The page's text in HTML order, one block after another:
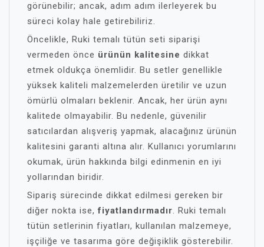
görünebilir; ancak, adım adım ilerleyerek bu
süreci kolay hale getirebiliriz.
Öncelikle, Ruki temalı tütün seti siparişi
vermeden önce ürünün kalitesine dikkat
etmek oldukça önemlidir. Bu setler genellikle
yüksek kaliteli malzemelerden üretilir ve uzun
ömürlü olmaları beklenir. Ancak, her ürün aynı
kalitede olmayabilir. Bu nedenle, güvenilir
satıcılardan alışveriş yapmak, alacağınız ürünün
kalitesini garanti altına alır. Kullanıcı yorumlarını
okumak, ürün hakkında bilgi edinmenin en iyi
yollarından biridir.
Sipariş sürecinde dikkat edilmesi gereken bir
diğer nokta ise,fiyatlandırmadır. Ruki temalı
tütün setlerinin fiyatları, kullanılan malzemeye,
işçiliğe ve tasarıma göre değişiklik gösterebilir.